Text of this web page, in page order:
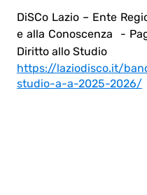
DiSCo Lazio – Ente
e alla Conoscenza -
Diritto allo Studio
https://laziodisco.it/
studio-a-a-2025-2026/